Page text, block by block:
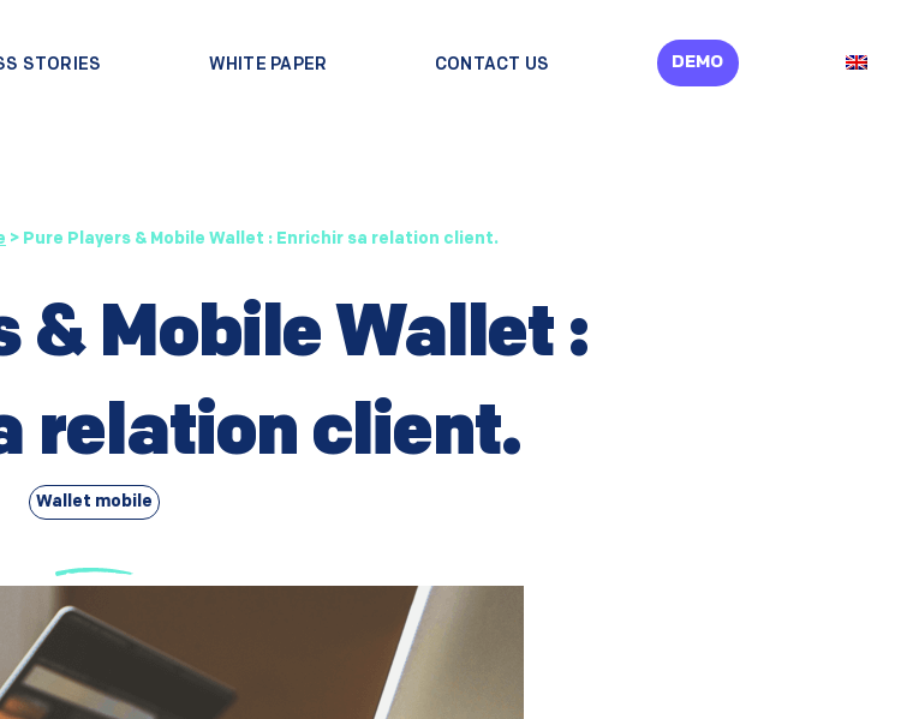
STORIES WHITE PAPER CONTACT US DEMO
> Pure Players & Mobile Wallet : Enrichir sa relation client.
& Mobile Wallet :
relation client.
Wallet mobile